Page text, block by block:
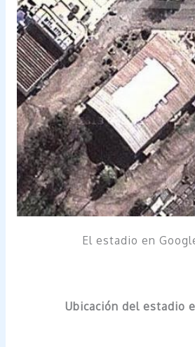
El estadio en
Ubicación del estadio